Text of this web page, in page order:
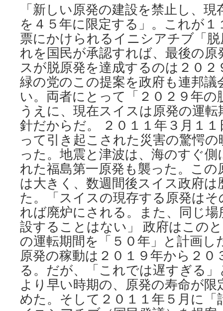
「新しい原発の建設を禁止し、
を４５年に限定する」。これが１
票にかけられるイニシアチブ「
れを国民が承認すれば、最後の
スが脱原発を達成するのは２０
緑の党のこの提案を政府も連邦
い。両者にとって「２０２９年
うえに、現在スイスは原発の運
針だからだ。 ２０１１年３月１
って引き起こされた災害の驚愕
った。地震と津波は、海のすぐ
れた福島第一原発も襲った。こ
は大きく、数週間後スイス政府
た。「スイスの現存する原発は
れば廃炉にされる。また、同じ
設することはない」 政府はこの
の運転期間を「５０年」と計画
原発の稼動は２０１９年から２０
る。だが、「これでは遅すぎる
より早い時期の、原発の寿命が
めた。そして２０１１年５月に「